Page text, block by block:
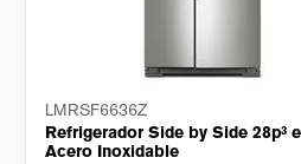
LMRSF6636Z
Refrigerador Side by Side 28p³
Acero Inoxidable